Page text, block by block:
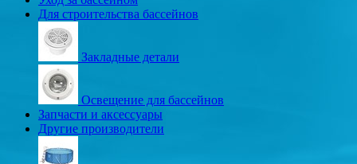
Для строительства бассейнов
Закладные детали
Освещение для бассейнов
Запчасти и аксессуары
Другие производители